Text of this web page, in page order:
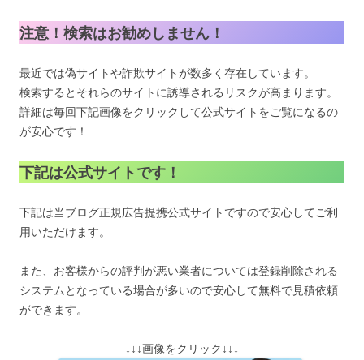
注意！検索はお勧めしません！
最近では偽サイトや詐欺サイトが数多く存在しています。
検索するとそれらのサイトに誘導されるリスクが高まります。
詳細は毎回下記画像をクリックして公式サイトをご覧になるの
が安心です！
下記は公式サイトです！
下記は当ブログ正規広告提携公式サイトですので安心してご利
用いただけます。
また、お客様からの評判が悪い業者については登録削除される
システムとなっている場合が多いので安心して無料で見積依頼
ができます。
↓↓↓画像をクリック↓↓↓